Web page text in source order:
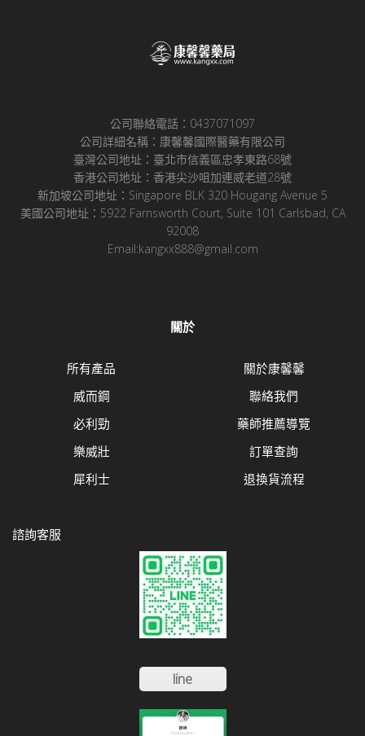
公司聯絡電話：0437071097
公司詳細名稱：康馨馨國際醫藥有限公司
臺灣公司地址：臺北市信義區忠孝東路68號
香港公司地址：香港尖沙咀加連威老道28號
新加坡公司地址：Singapore BLK 320 Hougang Avenue 5
美國公司地址：5922 Farnsworth Court, Suite 101 Carlsbad, CA
92008
Email:kangxx888@gmail.com
關於
所有產品
威而鋼
必利勁
樂威壯
犀利士
關於康馨馨
聯絡我們
藥師推薦導覽
訂單查詢
退換貨流程
諮詢客服
line